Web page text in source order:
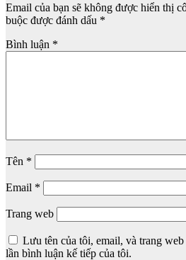
Email của bạn sẽ không được hiển thị
buộc được đánh dấu *
Bình luận *
Tên *
Email *
Trang web
Lưu tên của tôi, email, và trang
lần bình luận kế tiếp của tôi.